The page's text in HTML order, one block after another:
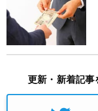
更新・新着記事